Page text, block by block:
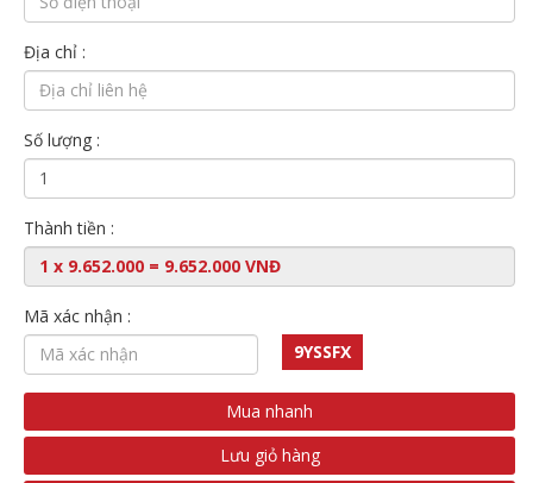
Địa chỉ :
Số lượng :
Thành tiền :
Mã xác nhận :
9YSSFX
Mua nhanh
Lưu giỏ hàng